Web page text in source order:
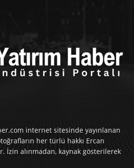
internet sitesinde yayınlanan
her türlü hakkı Ercan
İzin alınmadan, kaynak gösterilerek